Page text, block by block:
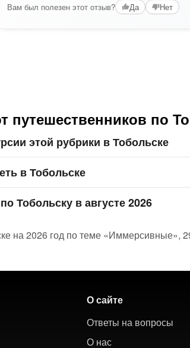
Вам был полезен этот отзыв? Да Нет
путешественников по
этой рубрики в Тобольске
в Тобольске
Тобольску в августе 2026
на 2026 год по теме «Иммерсивные»,
О сайте
Ответы на вопросы
О нас